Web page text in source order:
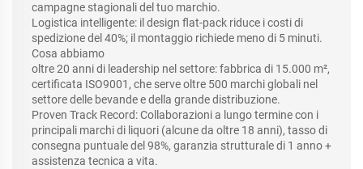
campagne stagionali del tuo marchio.
Logistica intelligente: il design flat-pack riduce i costi di
spedizione del 40%; il montaggio richiede meno di 5 minuti.
Cosa abbiamo
oltre 20 anni di leadership nel settore: fabbrica di 15.000 m²,
certificata ISO9001, che serve oltre 500 marchi globali nel
settore delle bevande e della grande distribuzione.
Proven Track Record: Collaborazioni a lungo termine con i
principali marchi di liquori (alcune da oltre 18 anni), tasso di
consegna puntuale del 98%, garanzia strutturale di 1 anno +
assistenza tecnica a vita.